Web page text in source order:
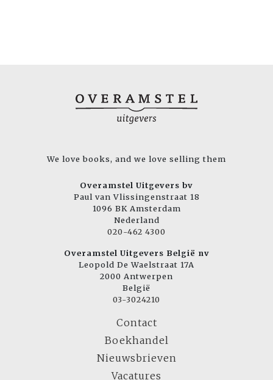
We love books, and we love selling them
Overamstel Uitgevers bv
Paul van Vlissingenstraat 18
1096 BK Amsterdam
Nederland
020-462 4300
Overamstel Uitgevers België nv
Leopold De Waelstraat 17A
2000 Antwerpen
België
03-3024210
Contact
Boekhandel
Nieuwsbrieven
Vacatures